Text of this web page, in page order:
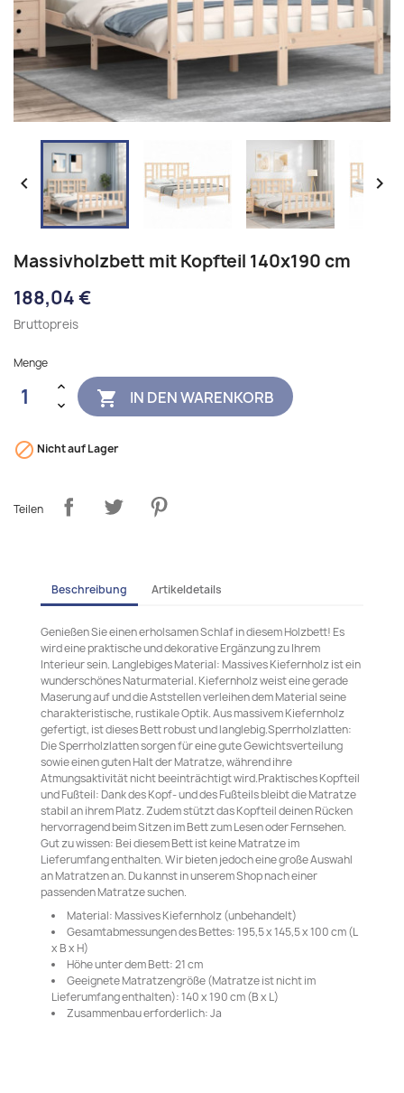
 
Massivholzbett mit Kopfteil 140x190 cm
188,04 €
Bruttopreis
Menge
 IN DEN WARENKORB
 Nicht auf Lager
Teilen
Beschreibung Artikeldetails
Genießen Sie einen erholsamen Schlaf in diesem Holzbett! Es
wird eine praktische und dekorative Ergänzung zu Ihrem
Interieur sein. Langlebiges Material: Massives Kiefernholz ist ein
wunderschönes Naturmaterial. Kiefernholz weist eine gerade
Maserung auf und die Aststellen verleihen dem Material seine
charakteristische, rustikale Optik. Aus massivem Kiefernholz
gefertigt, ist dieses Bett robust und langlebig.Sperrholzlatten:
Die Sperrholzlatten sorgen für eine gute Gewichtsverteilung
sowie einen guten Halt der Matratze, während ihre
Atmungsaktivität nicht beeinträchtigt wird.Praktisches Kopfteil
und Fußteil: Dank des Kopf- und des Fußteils bleibt die Matratze
stabil an ihrem Platz. Zudem stützt das Kopfteil deinen Rücken
hervorragend beim Sitzen im Bett zum Lesen oder Fernsehen.
Gut zu wissen: Bei diesem Bett ist keine Matratze im
Lieferumfang enthalten. Wir bieten jedoch eine große Auswahl
an Matratzen an. Du kannst in unserem Shop nach einer
passenden Matratze suchen.
Material: Massives Kiefernholz (unbehandelt)
Gesamtabmessungen des Bettes: 195,5 x 145,5 x 100 cm (L
x B x H)
Höhe unter dem Bett: 21 cm
Geeignete Matratzengröße (Matratze ist nicht im
Lieferumfang enthalten): 140 x 190 cm (B x L)
Zusammenbau erforderlich: Ja